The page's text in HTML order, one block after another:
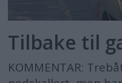
Tilbake til
KOMMENTAR: